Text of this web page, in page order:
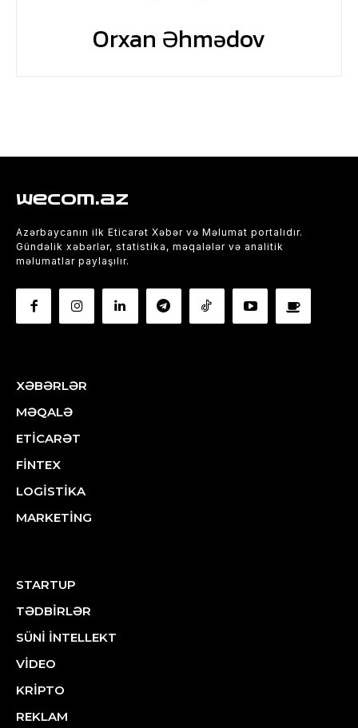
Orxan Əhmədov
wecom.az
Azərbaycanın ilk Eticarət Xəbər və Məlumat portalıdır.
Gündəlik xəbərlər, statistika, məqalələr və analitik
məlumatlar paylaşılır.
XƏBƏRLƏR
MƏQALƏ
ETİCARƏT
FİNTEX
LOGİSTİKA
MARKETİNG
STARTUP
TƏDBİRLƏR
SÜNİ İNTELLEKT
VİDEO
KRİPTO
REKLAM